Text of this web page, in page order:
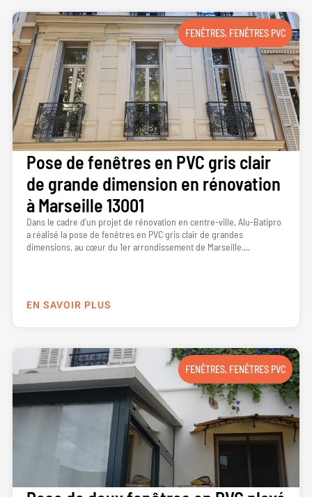
FENÊTRES, FENÊTRES PVC
Pose de fenêtres en PVC gris clair
de grande dimension en rénovation
à Marseille 13001
Dans le cadre d’un projet de rénovation en centre-ville, Alu-Batipro
a réalisé la pose de fenêtres en PVC gris clair de grandes
dimensions, au cœur du 1er arrondissement de Marseille....
EN SAVOIR PLUS
FENÊTRES, FENÊTRES PVC